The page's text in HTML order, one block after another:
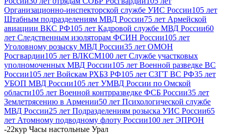
Организационно-инспекторской службе УИС России105 лет
Штабным подразделениям МВД России75 лет Армейской
авиациии ВКС РФ105 лет Кадровой службе МВД России60
лет Следственным изоляторам ФСИН России105 лет
Уголовному розыску МВД России35 лет ОМОН
Росгвардии105 лет ВЛКСМ100 лет Службе участковых
уполномоченных МВД России105 лет Военной разведке ВС
России105 лет Войскам РХБЗ РФ105 лет СЗГТ ВС РФ35 лет
УБОП МВД России105 лет УМВД России по Омской
области105 лет Военной контрразведке ФСБ России35 лет
Землетрясению в Армении50 лет Психологической службе
МВД России25 лет Подразделениям розыска УИС России65
лет Атомному подводному флоту России100 лет ЭПРОН
-22кур Часы настольные Урал